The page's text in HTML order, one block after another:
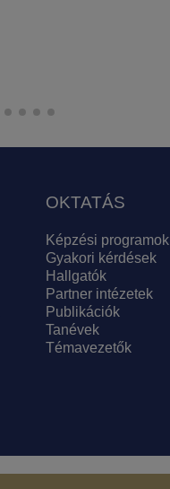
OKTATÁS
Képzési programok
Gyakori kérdések
Hallgatók
Partner intézetek
Publikációk
Tanévek
Témavezetők